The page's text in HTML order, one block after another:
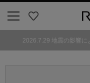
気
2026.7.29 地震の影響に